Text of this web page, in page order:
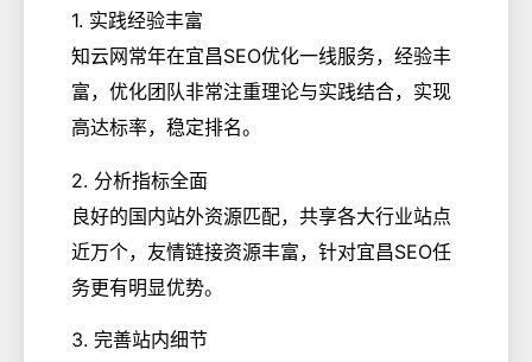
1. 实践经验丰富
知云网常年在宜昌SEO优化一线服务，经验丰
富，优化团队非常注重理论与实践结合，实现
高达标率，稳定排名。
2. 分析指标全面
良好的国内站外资源匹配，共享各大行业站点
近万个，友情链接资源丰富，针对宜昌SEO任
务更有明显优势。
3. 完善站内细节